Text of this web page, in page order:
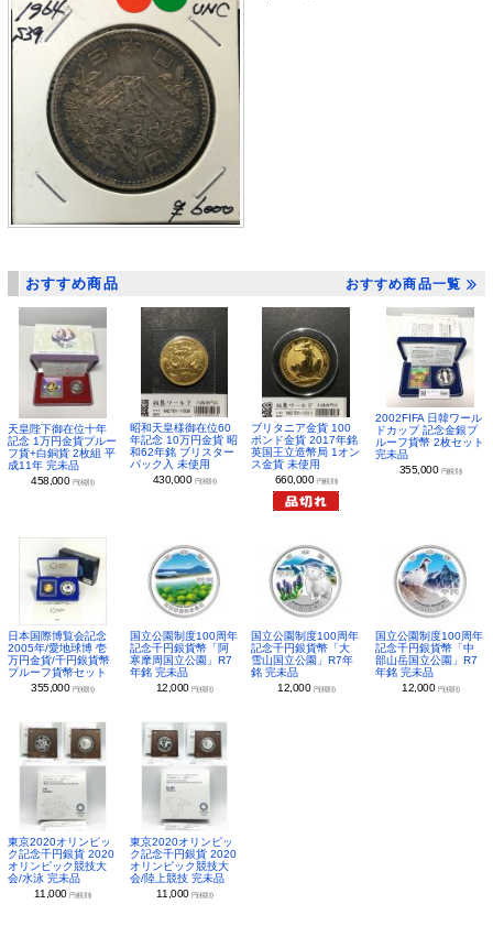
おすすめ商品 おすすめ商品一覧
天皇陛下御在位十年
記念 1万円金貨プルー
フ貨+白銅貨 2枚組 平
成11年 完未品
458,000 円(税別)
昭和天皇様御在位60
年記念 10万円金貨 昭
和62年銘 ブリスター
パック入 未使用
430,000 円(税別)
ブリタニア金貨 100
ポンド金貨 2017年銘
英国王立造幣局 1オン
ス金貨 未使用
660,000 円(税別)
2002FIFA 日韓ワール
ドカップ 記念金銀プ
ルーフ貨幣 2枚セット
完未品
355,000 円(税別)
日本国際博覧会記念
2005年/愛地球博 壱
万円金貨/千円銀貨幣
プルーフ貨幣セット
355,000 円(税別)
国立公園制度100周年
記念千円銀貨幣「阿
寒摩周国立公園」R7
年銘 完未品
12,000 円(税別)
国立公園制度100周年
記念千円銀貨幣「大
雪山国立公園」R7年
銘 完未品
12,000 円(税別)
国立公園制度100周年
記念千円銀貨幣「中
部山岳国立公園」R7
年銘 完未品
12,000 円(税別)
東京2020オリンピッ
ク記念千円銀貨 2020
オリンピック競技大
会/水泳 完未品
11,000円(税別)
東京2020オリンピッ
ク記念千円銀貨 2020
オリンピック競技大
会/陸上競技 完未品
11,000 円(税別)